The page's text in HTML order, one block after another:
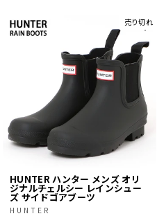
売り切れ
HUNTER ハンター メンズ オリ
ジナルチェルシー レインシュー
ズ サイドゴアブーツ
HUNTER